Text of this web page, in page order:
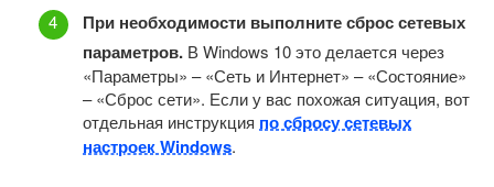
При необходимости выполните сброс сетевых
параметров. В Windows 10 это делается через
«Параметры» – «Сеть и Интернет» – «Состояние»
– «Сброс сети». Если у вас похожая ситуация, вот
отдельная инструкция по сбросу сетевых
настроек Windows.